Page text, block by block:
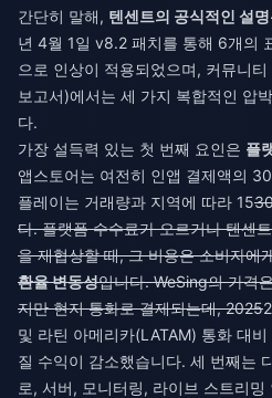
간단히 말해, 텐센트의 공식적인 설
년 4월 1일 v8.2 패치를 통해 6개의
으로 인상이 적용되었으며, 커뮤니
보고서)에서는 세 가지 복합적인 압
다.
가장 설득력 있는 첫 번째 요인은 플
앱스토어는 여전히 인앱 결제액의
플레이는 거래량과 지역에 따라 15
다. 플랫폼 수수료가 오르거나 텐센
을 재협상할 때, 그 비용은 소비자에
환율 변동성입니다. WeSing의 가격
지만 현지 통화로 결제되는데, 2025
및 라틴 아메리카(LATAM) 통화 대
질 수익이 감소했습니다. 세 번째는
로, 서버, 모니터링, 라이브 스트리